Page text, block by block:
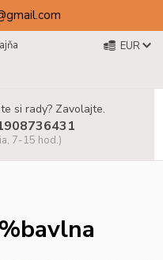
EUR
si rady? Zavolajte.
7-15 hod.)